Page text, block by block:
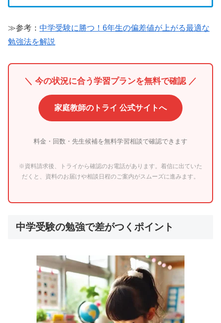
≫参考： 中学受験に勝つ！6年生の偏差値が上がる最適な
勉強法を解説
＼ 今の状況に合う学習プランを無料で確認 ／
家庭教師のトライ 公式サイトへ
料金・回数・先生候補を無料学習相談で確認できます
※資料請求後、トライから確認のお電話があります。着信に出ていた
だくと、資料のお届けや相談日程のご案内がスムーズに進みます。
中学受験の勉強で差がつくポイント